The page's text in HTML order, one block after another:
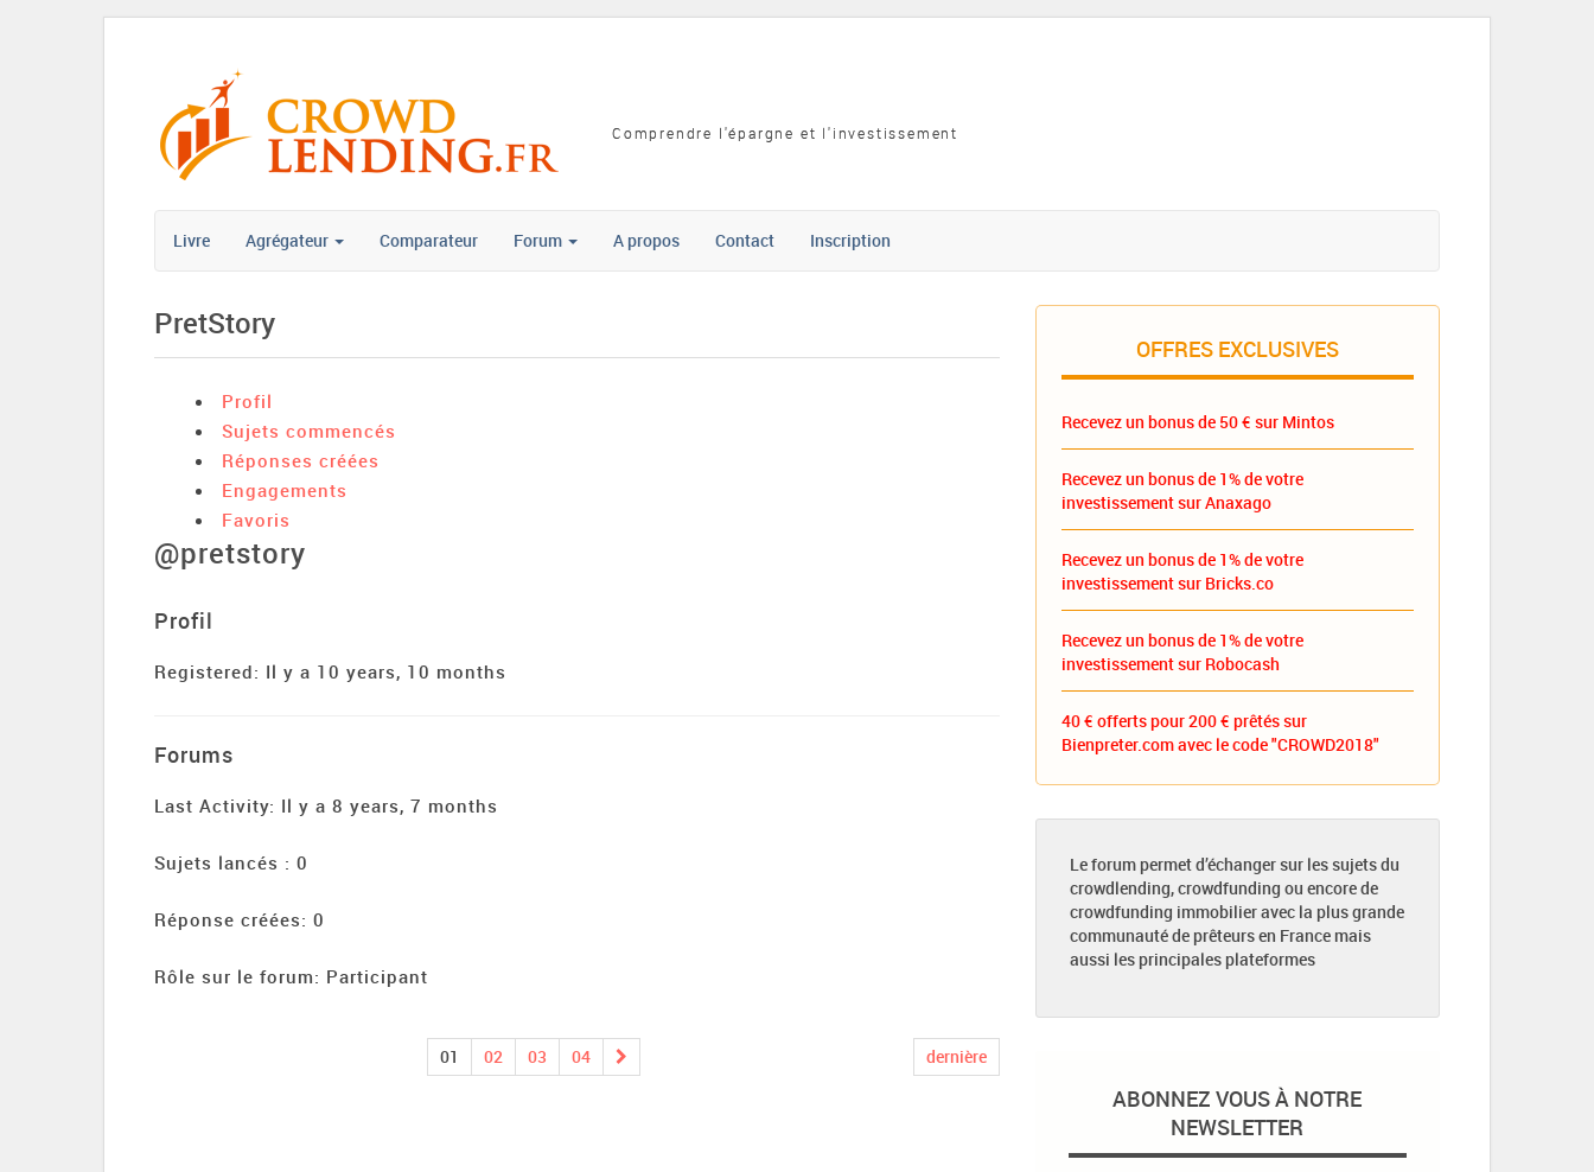
Comprendre l'épargne et l'investissement
Livre Agrégateur Comparateur Forum A propos Contact Inscription
PretStory
Profil
Sujets commencés
Réponses créées
Engagements
Favoris
@pretstory
Profil
Registered: Il y a 10 years, 10 months
Forums
Last Activity: Il y a 8 years, 7 months
Sujets lancés : 0
Réponse créées: 0
Rôle sur le forum: Participant
01 02 03 04 dernière
OFFRES EXCLUSIVES
Recevez un bonus de 50 € sur Mintos
Recevez un bonus de 1% de votre
investissement sur Anaxago
Recevez un bonus de 1% de votre
investissement sur Bricks.co
Recevez un bonus de 1% de votre
investissement sur Robocash
40 € offerts pour 200 € prêtés sur
Bienpreter.com avec le code "CROWD2018"
Le forum permet d’échanger sur les sujets du
crowdlending, crowdfunding ou encore de
crowdfunding immobilier avec la plus grande
communauté de prêteurs en France mais
aussi les principales plateformes
ABONNEZ VOUS À NOTRE
NEWSLETTER